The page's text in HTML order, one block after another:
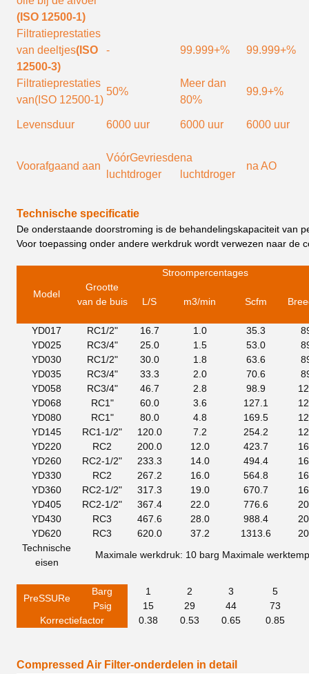
(ISO 12500-1)
Filtratieprestaties
van deeltjes(ISO
12500-3)
- 99.999+% 99.999+%
Filtratieprestaties
van(ISO 12500-1)
50%
Meer dan
80%
99.9+%
Levensduur 6000 uur 6000 uur 6000 uur
Voorafgaand aan
VóórGevriesde
luchtdroger
na
luchtdroger
na AO
Technische specificatie
De onderstaande doorstroming is de behandelingskapaciteit van
Voor toepassing onder andere werkdruk wordt verwezen naar de
Model
Grootte
van de buis
Stroompercentages
L/S m3/min Scfm
YD017 RC1/2" 16.7 1.0 35.3
YD025
RC3/4" 25.0 1.5 53.0
YD030
RC1/2" 30.0 1.8 63.6
YD035
RC3/4" 33.3 2.0 70.6
YD058
RC3/4" 46.7 2.8 98.9
YD068
RC1" 60.0 3.6 127.1
YD080
RC1" 80.0 4.8 169.5
YD145
RC1-1/2" 120.0 7.2 254.2
YD220
RC2 200.0 12.0 423.7
YD260
RC2-1/2" 233.3 14.0 494.4
YD330
RC2 267.2 16.0 564.8
YD360
RC2-1/2" 317.3 19.0 670.7
YD405
RC2-1/2" 367.4 22.0 776.6
YD430
RC3 467.6 28.0 988.4
YD620
RC3 620.0 37.2 1313.6
Technische
eisen
Maximale werkdruk: 10 barg Maximale
PreSSURe
Barg 1 2 3
5
Psig
15 29 44
73
Korrectiefactor
0.38 0.53 0.65 0.85
Compressed Air Filter-onderdelen in detail